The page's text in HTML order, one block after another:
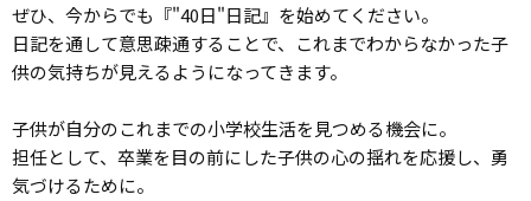
ぜひ、今からでも 『"40日"日記』 を始めてください。
日記を通して意思疎通することで、これまでわからなかった子
供の気持ちが見えるようになってきます。
子供が自分のこれまでの小学校生活を見つめる機会に。
担任として、卒業を目の前にした子供の心の揺れを応援し、勇
気づけるために。